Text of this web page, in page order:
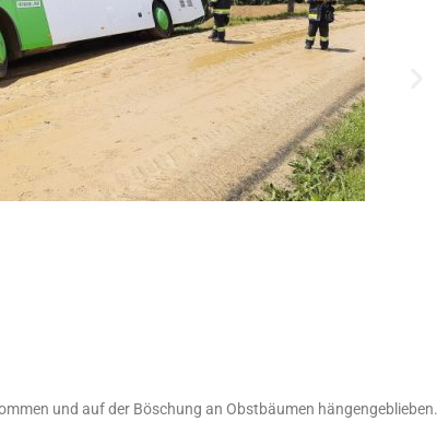
und auf der Böschung an Obstbäumen hängengeblieben.